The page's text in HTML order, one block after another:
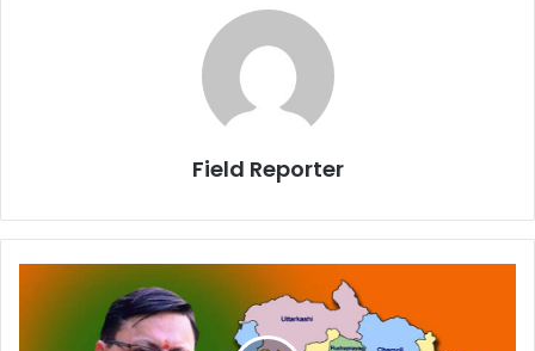
Field Reporter